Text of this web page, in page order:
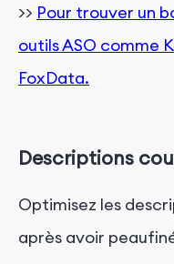
>> Pour trouver un
outils ASO comme
FoxData.
Descriptions
Optimisez les
après avoir